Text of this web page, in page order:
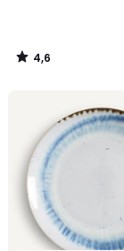
4,6
/